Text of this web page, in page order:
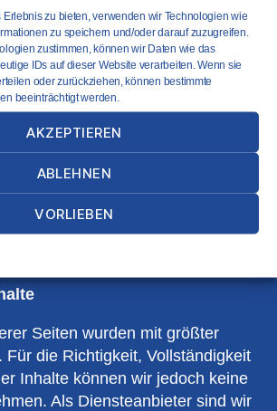
zu bieten, verwenden wir Technologien wie
zu speichern und/oder darauf zuzugreifen.
zustimmen, können wir Daten wie das
IDs auf dieser Website verarbeiten. Wenn sie
oder zurückziehen, können bestimmte
beeinträchtigt werden.
AKZEPTIEREN
ABLEHNEN
VORLIEBEN
from under blanket. cute funny
of cats portrait on white
side. long web banner with
rabbit eating cabbage on
old rose background at studio its
in the family @user961699
Seiten wurden mit größter
Für die Richtigkeit, Vollständigkeit
Inhalte können wir jedoch keine
Als Diensteanbieter sind wir